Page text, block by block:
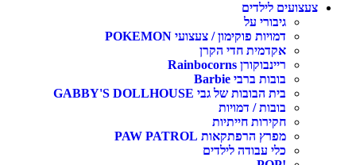
צעצועים לילדים
גיבורי על
דמויות פוקימון / צעצועי POKEMON
אקדמית חדי הקרן
ריינבוקורן Rainbocorns
בובות ברבי Barbie
בית הבובות של גבי GABBY'S DOLLHOUSE
בובות / דמויות
חקירות חייתיות
מפרץ הרפתקאות PAW PATROL
כלי עבודה לילדים